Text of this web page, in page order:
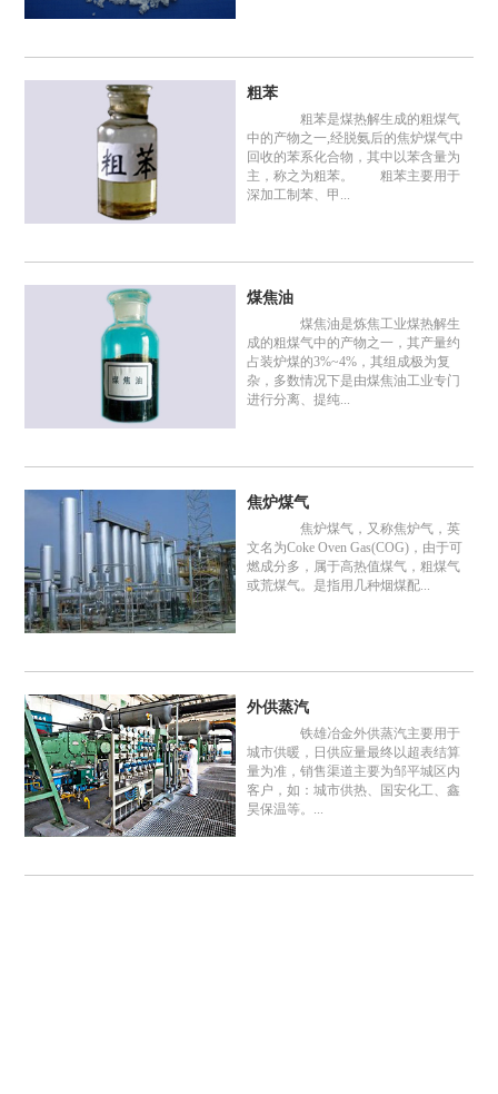
粗苯
粗苯是煤热解生成的粗煤气
中的产物之一,经脱氨后的焦炉煤气中
回收的苯系化合物，其中以苯含量为
主，称之为粗苯。 粗苯主要用于
深加工制苯、甲...
煤焦油
煤焦油是炼焦工业煤热解生
成的粗煤气中的产物之一，其产量约
占装炉煤的3%~4%，其组成极为复
杂，多数情况下是由煤焦油工业专门
进行分离、提纯...
焦炉煤气
焦炉煤气，又称焦炉气，英
文名为Coke Oven Gas(COG)，由于可
燃成分多，属于高热值煤气，粗煤气
或荒煤气。是指用几种烟煤配...
外供蒸汽
铁雄冶金外供蒸汽主要用于
城市供暖，日供应量最终以超表结算
量为准，销售渠道主要为邹平城区内
客户，如：城市供热、国安化工、鑫
昊保温等。...